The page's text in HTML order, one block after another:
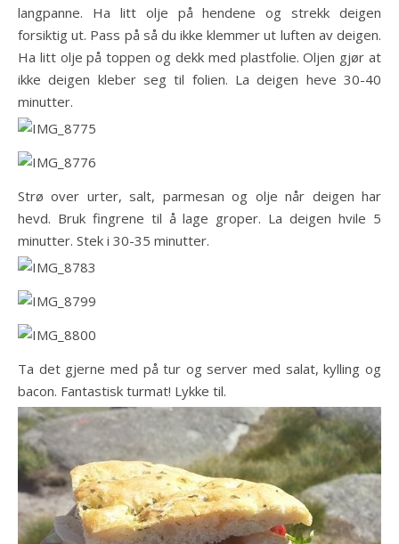
langpanne. Ha litt olje på hendene og strekk deigen
forsiktig ut. Pass på så du ikke klemmer ut luften av deigen.
Ha litt olje på toppen og dekk med plastfolie. Oljen gjør at
ikke deigen kleber seg til folien. La deigen heve 30-40
minutter.
Strø over urter, salt, parmesan og olje når deigen har
hevd. Bruk fingrene til å lage groper. La deigen hvile 5
minutter. Stek i 30-35 minutter.
Ta det gjerne med på tur og server med salat, kylling og
bacon. Fantastisk turmat! Lykke til.